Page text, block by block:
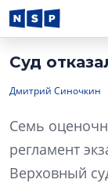
Суд
Дмитрий Синочкин
Семь
регламент
Верховный